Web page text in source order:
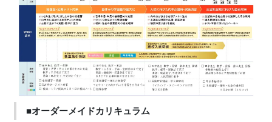
■オーダーメイドカリキュラム